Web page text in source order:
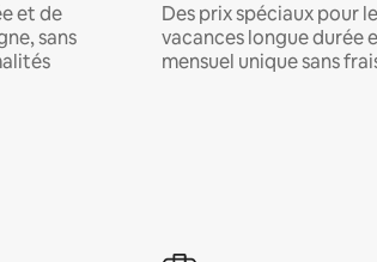
et de
sans
Des prix spéciaux pour
vacances longue durée
mensuel unique sans